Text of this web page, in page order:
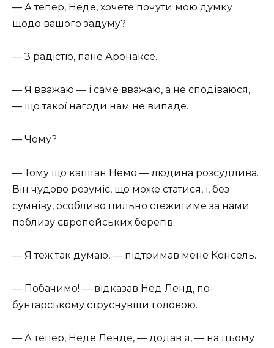
— А тепер, Неде, хочете почути мою думку
щодо вашого задуму?
— З радістю, пане Аронаксе.
— Я вважаю — і саме вважаю, а не сподіваюся,
— що такої нагоди нам не випаде.
— Чому?
— Тому що капітан Немо — людина розсудлива.
Він чудово розуміє, що може статися, і, без
сумніву, особливо пильно стежитиме за нами
поблизу європейських берегів.
— Я теж так думаю, — підтримав мене Консель.
— Побачимо! — відказав Нед Ленд, по-
бунтарському струснувши головою.
— А тепер, Неде Ленде, — додав я, — на цьому